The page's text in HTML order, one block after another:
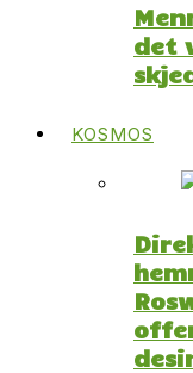
det
KOSMOS